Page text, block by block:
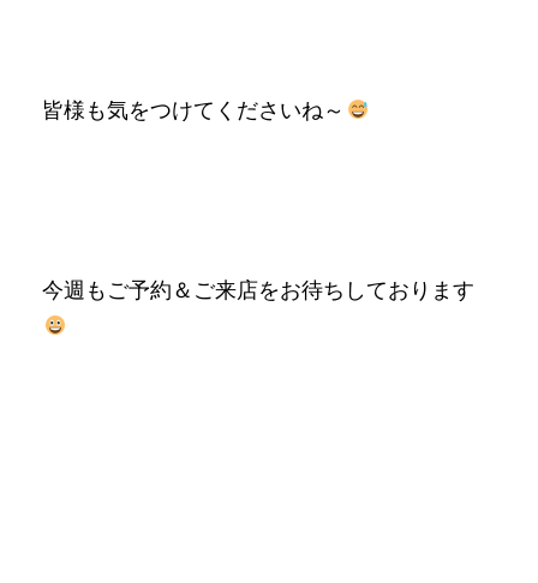
皆様も気をつけてくださいね～
今週もご予約＆ご来店をお待ちしております